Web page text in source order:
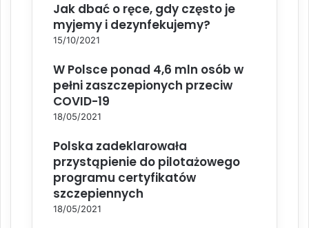
Jak dbać o ręce, gdy często je
myjemy i dezynfekujemy?
15/10/2021
W Polsce ponad 4,6 mln osób w
pełni zaszczepionych przeciw
COVID-19
18/05/2021
Polska zadeklarowała
przystąpienie do pilotażowego
programu certyfikatów
szczepiennych
18/05/2021